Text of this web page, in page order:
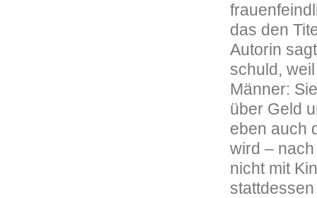
das den
Autorin
schuld,
Männer:
über Geld
eben auch
wird –
nicht mit